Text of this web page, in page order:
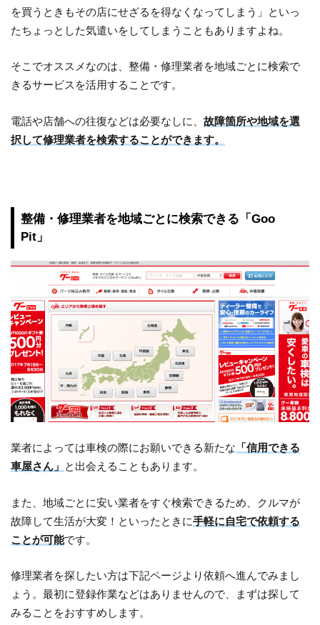
を買うときもその店にせざるを得なくなってしまう」といっ
たちょっとした気遣いをしてしまうこともありますよね。
そこでオススメなのは、整備・修理業者を地域ごとに検索で
きるサービスを活用することです。
電話や店舗への往復などは必要なしに、故障箇所や地域を選
択して修理業者を検索することができます。
整備・修理業者を地域ごとに検索できる「Goo
Pit」
業者によっては車検の際にお願いできる新たな 「信用できる
車屋さん」 と出会えることもあります。
また、地域ごとに安い業者をすぐ検索できるため、クルマが
故障して生活が大変！といったときに手軽に自宅で依頼する
ことが可能です。
修理業者を探したい方は下記ページより依頼へ進んでみまし
ょう。最初に登録作業などはありませんので、まずは探して
みることをおすすめします。